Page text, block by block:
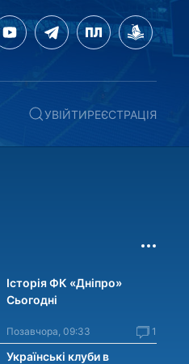
УВІЙТИРЕЄСТРАЦІЯ
Історія ФК «Дніпро»
Сьогодні
Позавчора, 09:33 1
Українські клуби в